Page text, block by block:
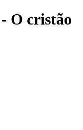
O cristão